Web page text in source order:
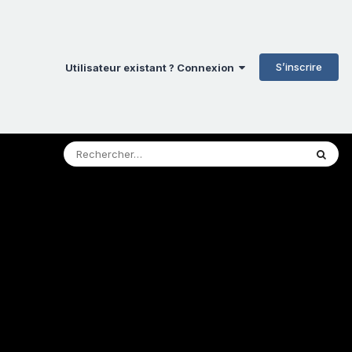
Utilisateur existant ? Connexion S’inscrire